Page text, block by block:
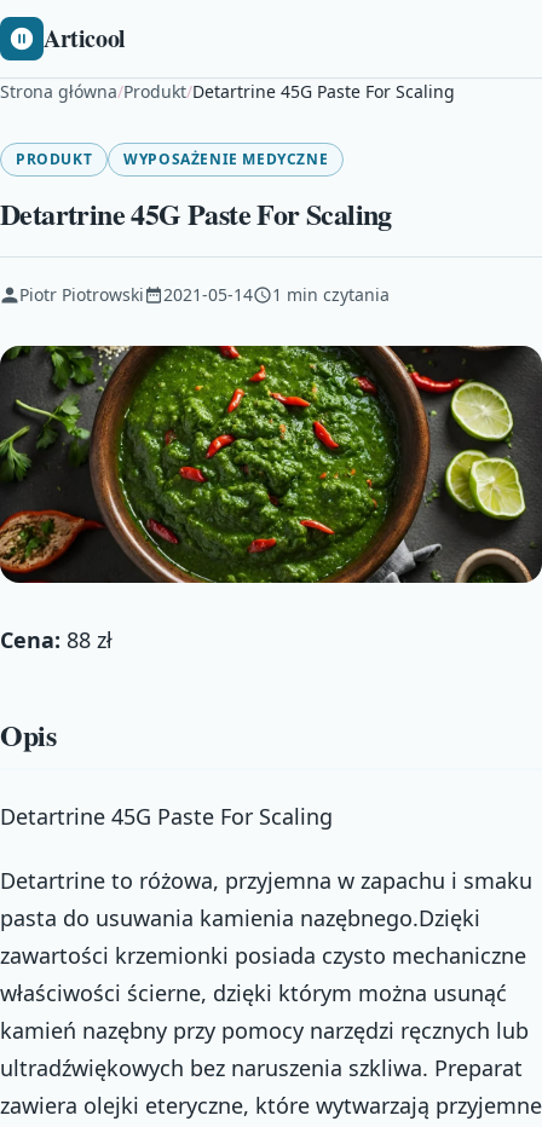
Articool
Strona główna/Produkt/Detartrine 45G Paste For Scaling
PRODUKT WYPOSAŻENIE MEDYCZNE
Detartrine 45G Paste For Scaling
Piotr Piotrowski 2021-05-14 1 min czytania
Cena: 88 zł
Opis
Detartrine 45G Paste For Scaling
Detartrine to różowa, przyjemna w zapachu i smaku
pasta do usuwania kamienia nazębnego.Dzięki
zawartości krzemionki posiada czysto mechaniczne
właściwości ścierne, dzięki którym można usunąć
kamień nazębny przy pomocy narzędzi ręcznych lub
ultradźwiękowych bez naruszenia szkliwa. Preparat
zawiera olejki eteryczne, które wytwarzają przyjemne